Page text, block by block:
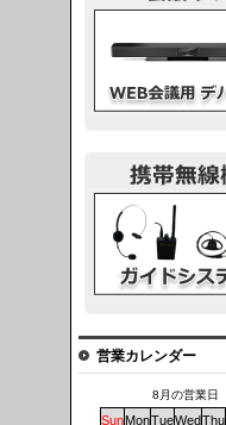
営業カレンダー
8月の営業日
SunMonTueWedThu